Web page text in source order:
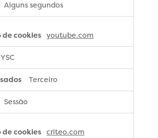
Alguns segundos
youtube.com
YSC
Terceiro
Sessão
criteo.com